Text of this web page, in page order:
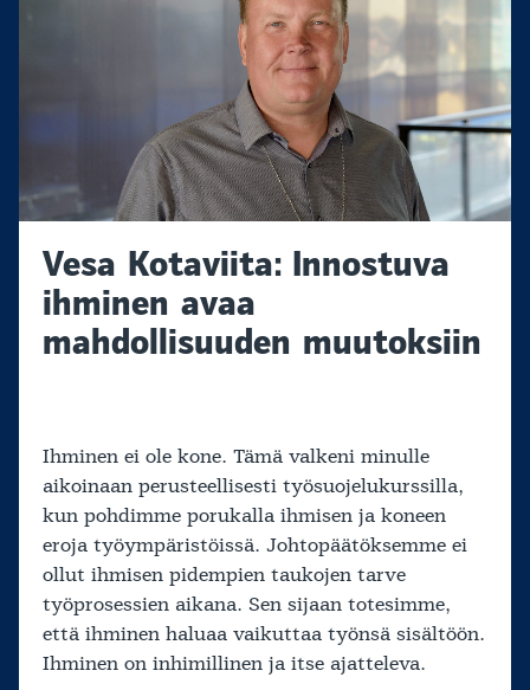
Vesa Kotaviita: Innostuva
ihminen avaa
mahdollisuuden muutoksiin
Ihminen ei ole kone. Tämä valkeni minulle
aikoinaan perusteellisesti työsuojelukurssilla,
kun pohdimme porukalla ihmisen ja koneen
eroja työympäristöissä. Johtopäätöksemme ei
ollut ihmisen pidempien taukojen tarve
työprosessien aikana. Sen sijaan totesimme,
että ihminen haluaa vaikuttaa työnsä sisältöön.
Ihminen on inhimillinen ja itse ajatteleva.